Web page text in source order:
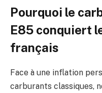
Pourquoi le
E85 conquiert
français
Face à une inflation
carburants classiques,